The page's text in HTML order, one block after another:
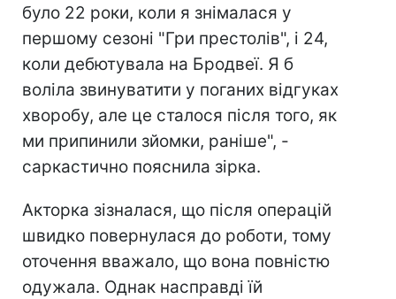
було 22 роки, коли я знімалася у
першому сезоні "Гри престолів", і 24,
коли дебютувала на Бродвеї. Я б
воліла звинуватити у поганих відгуках
хворобу, але це сталося після того, як
ми припинили зйомки, раніше", -
саркастично пояснила зірка.
Акторка зізналася, що після операцій
швидко повернулася до роботи, тому
оточення вважало, що вона повністю
одужала. Однак насправді їй